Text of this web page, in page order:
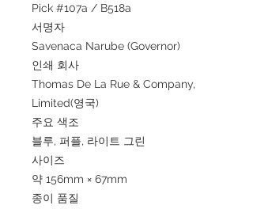
Pick #107a / B518a
서명자
Savenaca Narube (Governor)
인쇄 회사
Thomas De La Rue & Company,
Limited(영국)
주요 색조
블루, 퍼플, 라이트 그린
사이즈
약 156mm × 67mm
종이 품질